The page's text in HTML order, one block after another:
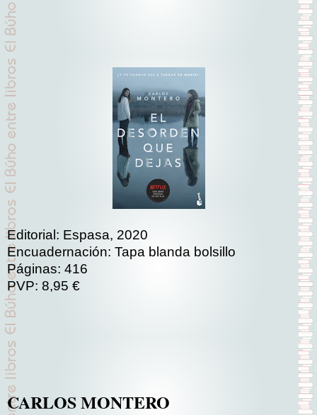
Editorial: Espasa, 2020
Encuadernación: Tapa blanda bolsillo
Páginas: 416
PVP: 8,95 €
CARLOS MONTERO